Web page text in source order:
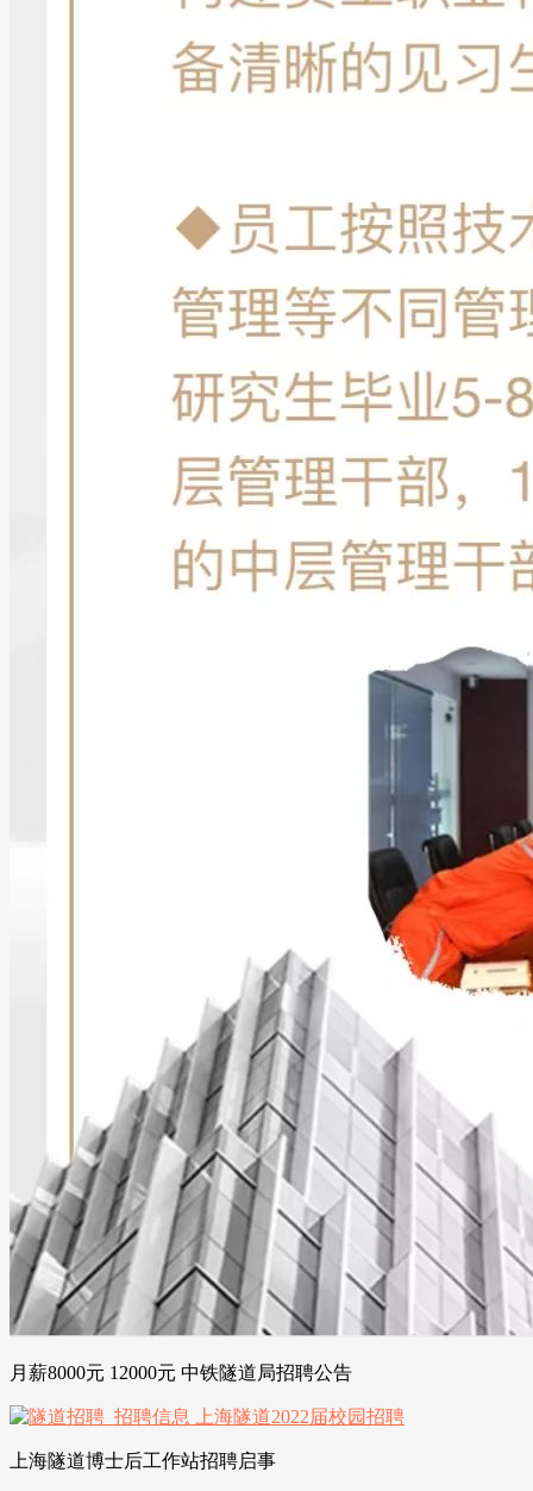
月薪8000元 12000元 中铁隧道局招聘公告
上海隧道博士后工作站招聘启事